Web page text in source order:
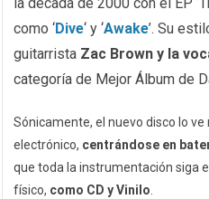
como ‘Dive‘ y ‘Awake’. Su
guitarrista Zac Brown y la
categoría de Mejor Álbum de
Sónicamente, el nuevo disco lo
electrónico, centrándose en
que toda la instrumentación siga
físico, como CD y Vinilo